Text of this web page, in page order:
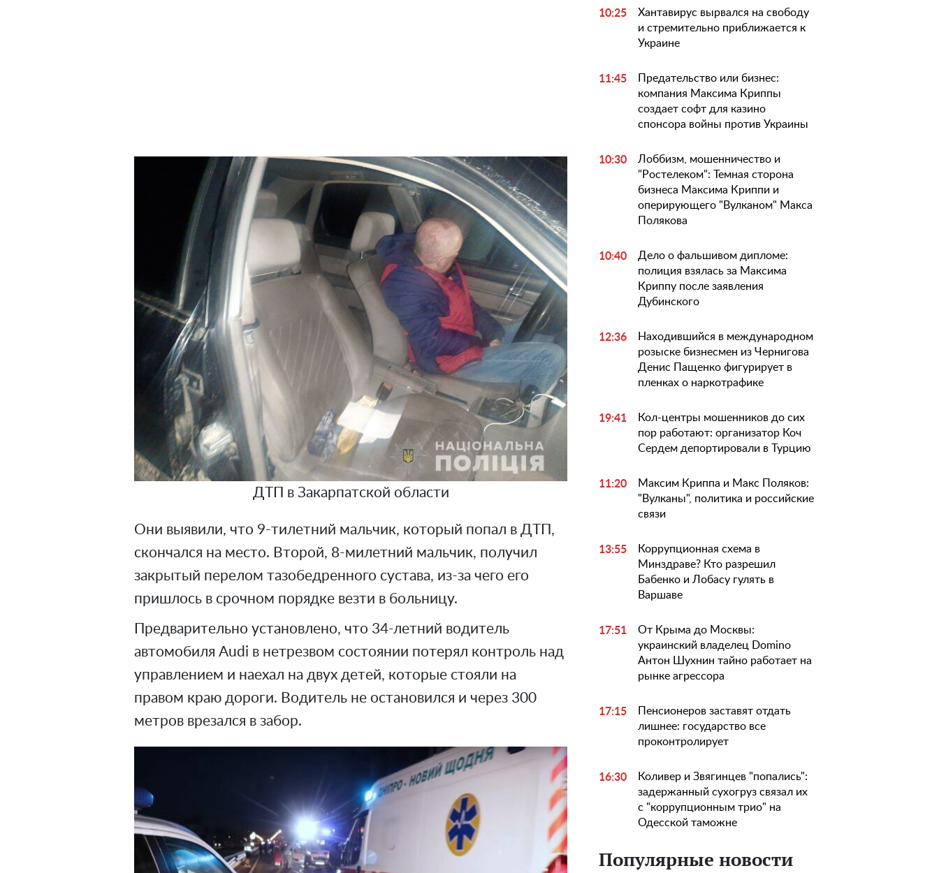
ДТП в Закарпатской области
Они выявили, что 9-тилетний мальчик, который попал в ДТП,
скончался на место. Второй, 8-милетний мальчик, получил
закрытый перелом тазобедренного сустава, из-за чего его
пришлось в срочном порядке везти в больницу.
Предварительно установлено, что 34-летний водитель
автомобиля Audi в нетрезвом состоянии потерял контроль над
управлением и наехал на двух детей, которые стояли на
правом краю дороги. Водитель не остановился и через 300
метров врезался в забор.
10:25
Хантавирус вырвался на свободу
и стремительно приближается к
Украине
11:45
Предательство или бизнес:
компания Максима Криппы
создает софт для казино
спонсора войны против Украины
10:30
Лоббизм, мошенничество и
"Ростелеком": Темная сторона
бизнеса Максима Криппи и
оперирующего "Вулканом" Макса
Полякова
10:40
Дело о фальшивом дипломе:
полиция взялась за Максима
Криппу после заявления
Дубинского
12:36
Находившийся в международном
розыске бизнесмен из Чернигова
Денис Пащенко фигурирует в
пленках о наркотрафике
19:41
Кол-центры мошенников до сих
пор работают: организатор Коч
Сердем депортировали в Турцию
11:20
Максим Криппа и Макс Поляков:
"Вулканы", политика и российские
связи
13:55
Коррупционная схема в
Минздраве? Кто разрешил
Бабенко и Лобасу гулять в
Варшаве
17:51
От Крыма до Москвы:
украинский владелец Domino
Антон Шухнин тайно работает на
рынке агрессора
17:15
Пенсионеров заставят отдать
лишнее: государство все
проконтролирует
16:30
Коливер и Звягинцев "попались":
задержанный сухогруз связал их
с "коррупционным трио" на
Одесской таможне
Популярные новости